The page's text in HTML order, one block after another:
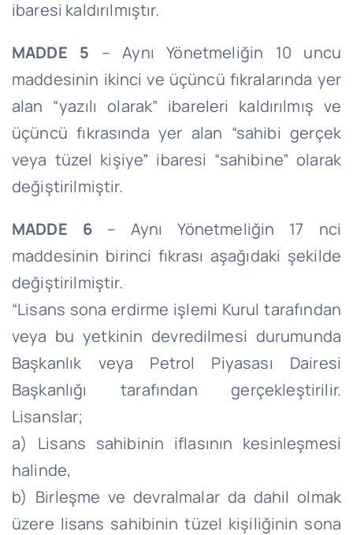
ibaresi kaldırılmıştır.
MADDE 5 – Aynı Yönetmeliğin 10 uncu
maddesinin ikinci ve üçüncü fıkralarında yer
alan “yazılı olarak” ibareleri kaldırılmış ve
üçüncü fıkrasında yer alan “sahibi gerçek
veya tüzel kişiye” ibaresi “sahibine” olarak
değiştirilmiştir.
MADDE 6– Aynı Yönetmeliğin 17 nci
maddesinin birinci fıkrası aşağıdaki şekilde
değiştirilmiştir.
“Lisans sona erdirme işlemi Kurul tarafından
veya bu yetkinin devredilmesi durumunda
Başkanlık veya Petrol Piyasası Dairesi
Başkanlığı tarafından gerçekleştirilir.
Lisanslar;
a) Lisans sahibinin iflasının kesinleşmesi
halinde,
b) Birleşme ve devralmalar da dahil olmak
üzere lisans sahibinin tüzel kişiliğinin sona